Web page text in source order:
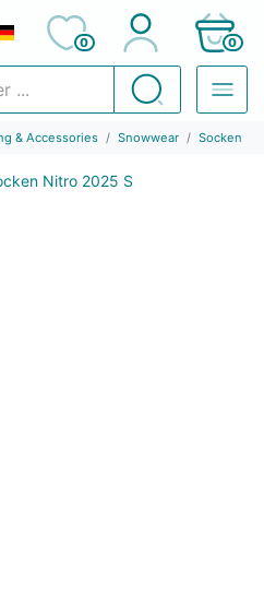
Suchen
0 0
& Accessories Snowwear Socken